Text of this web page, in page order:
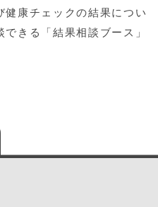
健康チェックの結果につい
きる「結果相談ブース」